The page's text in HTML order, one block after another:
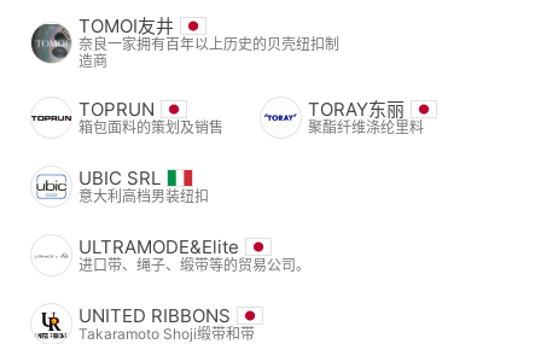
TOMOI友井
奈良一家拥有百年以上历史的贝壳纽扣制
造商
TOPRUN
箱包面料的策划及销售
TORAY东丽
聚酯纤维涤纶里料
UBIC SRL
意大利高档男装纽扣
ULTRAMODE&Elite
进口带、绳子、缎带等的贸易公司。
UNITED RIBBONS
Takaramoto Shoji缎带和带